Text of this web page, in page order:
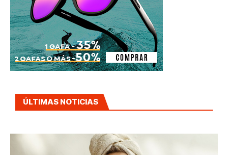
ÚLTIMAS NOTICIAS